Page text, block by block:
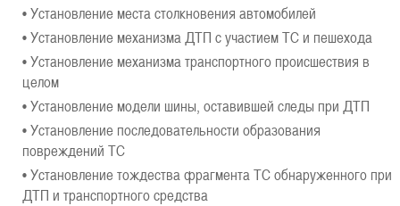
• Установление места столкновения автомобилей
• Установление механизма ДТП с участием ТС и пешехода
• Установление механизма транспортного происшествия в
целом
• Установление модели шины, оставившей следы при ДТП
• Установление последовательности образования
повреждений ТС
• Установление тождества фрагмента ТС обнаруженного при
ДТП и транспортного средства